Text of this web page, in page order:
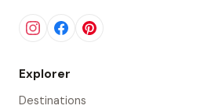
Explorer
Destinations